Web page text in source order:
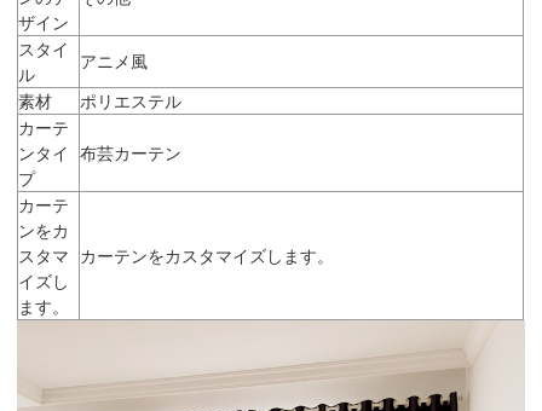
ザイン
スタイ
ル
アニメ風
素材
ポリエステル
カーテ
ンタイ
プ
布芸カーテン
カーテ
ンをカ
スタマ
イズし
ます。
カーテンをカスタマイズします。